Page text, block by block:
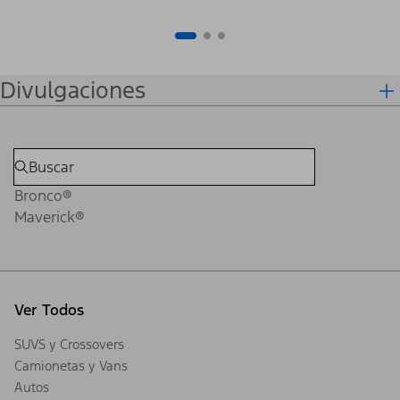
Divulgaciones
Bronco®
Maverick®
Ver Todos
SUVS y Crossovers
Camionetas y Vans
Autos